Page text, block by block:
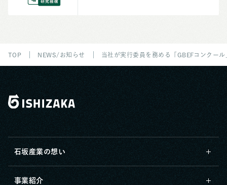
TOP NEWS/お知らせ 当社が実行委員を務める「GBEFコンクー
石坂産業の想い
事業紹介